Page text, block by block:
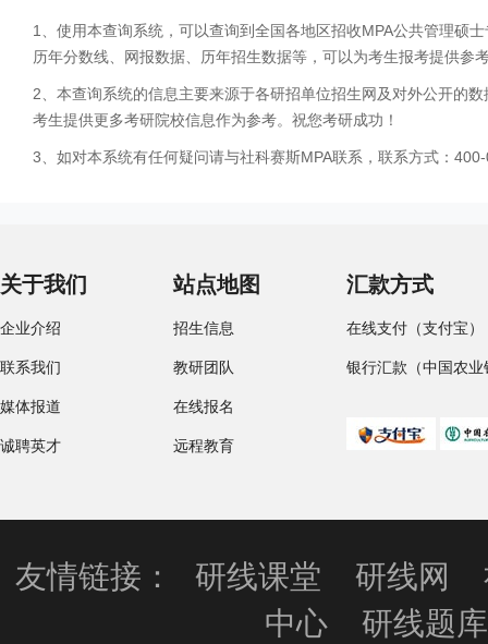
1、使用本查询系统，可以查询到全国各地区招收MPA公共管理硕
历年分数线、网报数据、历年招生数据等，可以为考生报考提供参
2、本查询系统的信息主要来源于各研招单位招生网及对外公开的
考生提供更多考研院校信息作为参考。祝您考研成功！
3、如对本系统有任何疑问请与社科赛斯MPA联系，联系方式：
关于我们
企业介绍
联系我们
媒体报道
诚聘英才
站点地图
招生信息
教研团队
在线报名
远程教育
汇款方式
在线支付（支付宝）
银行汇款（中国农业
友情链接： 研线课堂 研线网
中心
研线题库